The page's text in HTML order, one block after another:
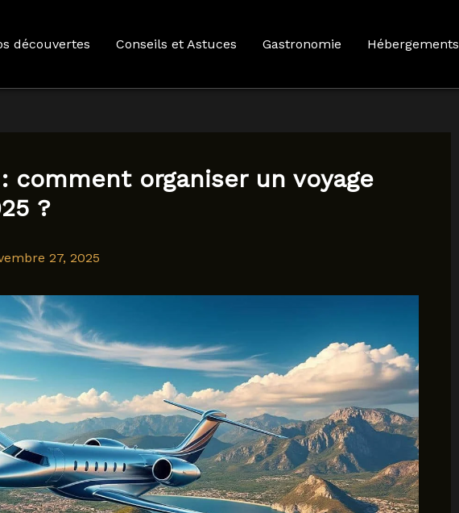
découvertes Conseils et Astuces Gastronomie Hébergements
comment organiser un voyage
?
27, 2025